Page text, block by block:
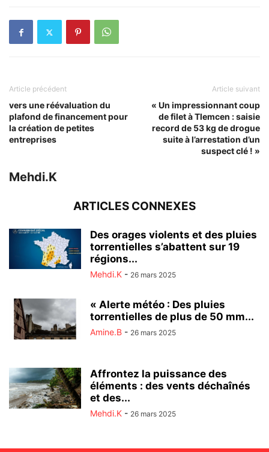
Article précédent
vers une réévaluation du
plafond de financement pour
la création de petites
entreprises
Article suivant
« Un impressionnant coup
de filet à Tlemcen : saisie
record de 53 kg de drogue
suite à l’arrestation d’un
suspect clé ! »
Mehdi.K
ARTICLES CONNEXES
Des orages violents et des pluies
torrentielles s’abattent sur 19
régions...
Mehdi.K - 26 mars 2025
« Alerte météo : Des pluies
torrentielles de plus de 50 mm...
Amine.B - 26 mars 2025
Affrontez la puissance des
éléments : des vents déchaînés
et des...
Mehdi.K - 26 mars 2025